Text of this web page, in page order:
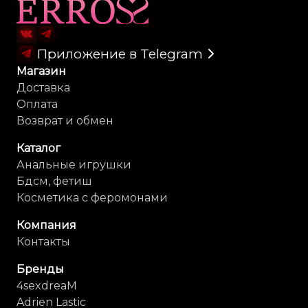
Приложение в Telegram
Магазин
Доставка
Оплата
Возврат и обмен
Каталог
Анальные игрушки
Бдсм, фетиш
Косметика с феромонами
Компания
Контакты
Бренды
4sexdreaM
Adrien Lastic
Карта сайта